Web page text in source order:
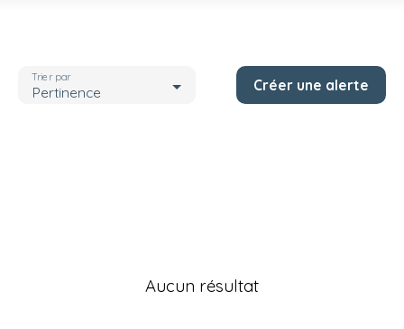
Budget max (€)
Pertinence
Trier par Créer une alerte
Aucun résultat